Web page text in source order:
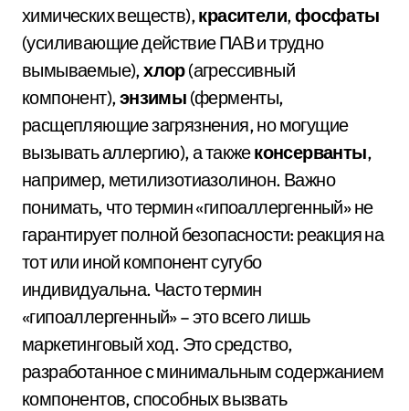
химических веществ),красители,фосфаты
(усиливающие действие ПАВ и трудно
вымываемые),хлор(агрессивный
компонент),энзимы (ферменты,
расщепляющие загрязнения, но могущие
вызывать аллергию), а такжеконсерванты,
например, метилизотиазолинон. Важно
понимать, что термин «гипоаллергенный» не
гарантирует полной безопасности: реакция на
тот или иной компонент сугубо
индивидуальна. Часто термин
«гипоаллергенный» – это всего лишь
маркетинговый ход. Это средство,
разработанное с минимальным содержанием
компонентов, способных вызвать